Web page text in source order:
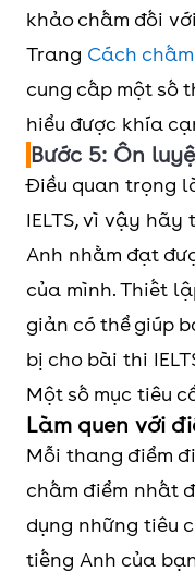
khảo chấm đối
Trang Cách
cung cấp một số
hiểu được khía
Bước 5: Ôn
Điều quan trọng
IELTS, vì vậy
Anh nhằm đạt
của mình. Thiết
giản có thể giúp
bị cho bài thi
Một số mục tiêu
Làm quen với
Mỗi thang điểm
chấm điểm nhất
dụng những tiêu
tiếng Anh của